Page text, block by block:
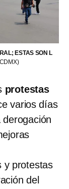
ESTAS SON L
protestas
varios días
y protestas
del